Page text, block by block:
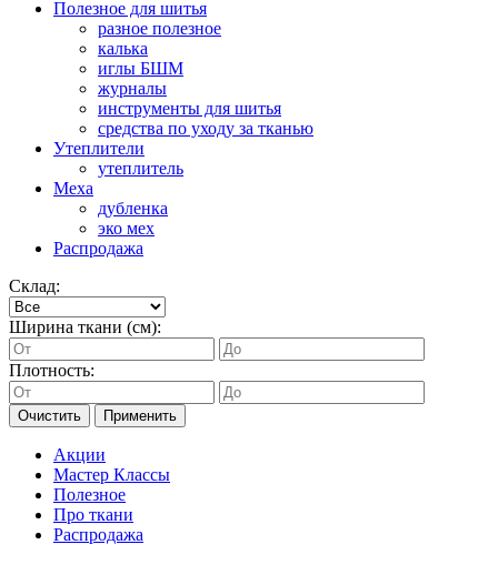
Полезное для шитья
разное полезное
калька
иглы БШМ
журналы
инструменты для шитья
средства по уходу за тканью
Утеплители
утеплитель
Меха
дубленка
эко мех
Распродажа
Склад:
Ширина ткани (см):
Плотность:
Очистить Применить
Акции
Мастер Классы
Полезное
Про ткани
Распродажа